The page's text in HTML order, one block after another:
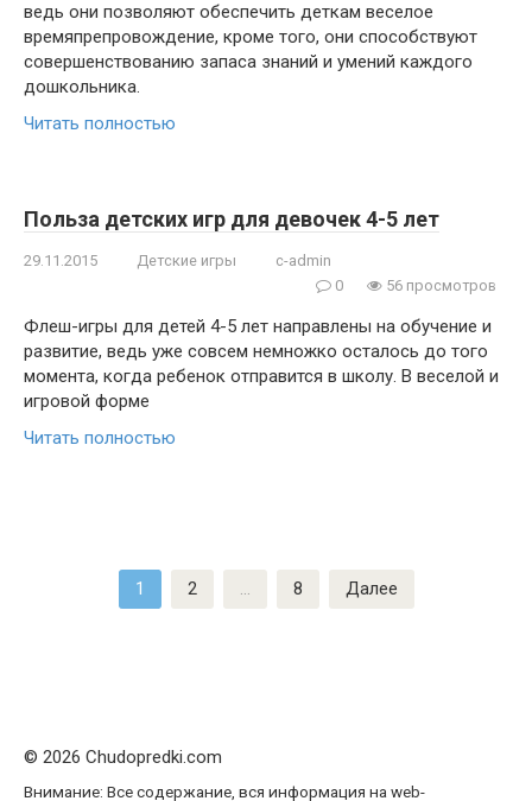
ведь они позволяют обеспечить деткам веселое
времяпрепровождение, кроме того, они способствуют
совершенствованию запаса знаний и умений каждого
дошкольника.
Читать полностью
Польза детских игр для девочек 4-5 лет
29.11.2015 Детские игры
c-admin
0
56 просмотров
Флеш-игры для детей 4-5 лет направлены на обучение и
развитие, ведь уже совсем немножко осталось до того
момента, когда ребенок отправится в школу. В веселой и
игровой форме
Читать полностью
1 2 … 8 Далее
© 2026 Chudopredki.com
Внимание: Все содержание, вся информация на web-